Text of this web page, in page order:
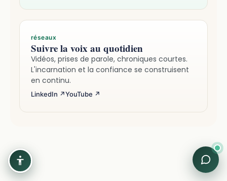
réseaux
Suivre la voix au quotidien
Vidéos, prises de parole, chroniques courtes.
L'incarnation et la confiance se construisent
en continu.
LinkedIn ↗YouTube ↗